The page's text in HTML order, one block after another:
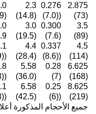
2.875
(73)
0.276
((7.0)
2.3
(14.8)
(22.9)
3.5
(89)
0.300
(7.6)
3.0
(19.5)
4.5
(114)
0.337
((8.6)
4.4
(28.4)
((35.9)
6.625
(168)
0.28
(7)
5.58
(36.0)
((52.8)
8.625
(219)
0.25
((6)
6.58
(42.5)
((68.8)
جميع الأحجام المذكورة